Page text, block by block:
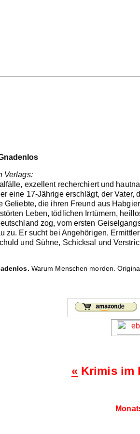
Verlags:
exzellent recherchiert und
eine 17-Jährige erschlägt, der
Geliebte, die ihren Freund aus
Leben, tödlichen Irrtümern,
zog, vom ersten
zu. Er sucht bei Angehörigen,
und Sühne, Schicksal und
Warum Menschen morden.
«Krimis im